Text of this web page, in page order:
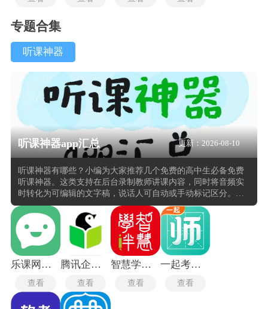
专题合集
听课神器
听课神器app汇总 更新：2026-08-10
听课神器有哪些？小编为大家推荐几个免费的高中生必备免费
听课神器。这类支持在后台录制教师讲课内容，同时将音频实
时转化为可编辑的文字稿，说话人可自动或手动标记区分。转
写过程中，系统能识别中英文混读及公式朗读，并对重点词句
进行高亮或书签标记。这些软件内置笔记区，用户可在文字旁
插入录音片段、手写标注或拍摄的板书照片，生成图文音三合
一的课堂记录。回放功能支持点击任意文字跳转至对应录音位
置，方便快速复习。部分听课神器具备噪音过滤与音量均衡，
提高嘈杂环境下的转写准确率。
乐课网最新版
查看
腾讯企鹅辅导
查看
智慧学伴学生版
查看
一起考教师最新版
查看